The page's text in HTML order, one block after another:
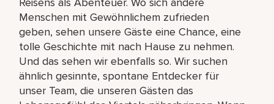
Menschen mit Gewöhnlichem zufrieden
geben, sehen unsere Gäste eine Chance, eine
tolle Geschichte mit nach Hause zu nehmen.
Und das sehen wir ebenfalls so. Wir suchen
ähnlich gesinnte, spontane Entdecker für
unser Team, die unseren Gästen das